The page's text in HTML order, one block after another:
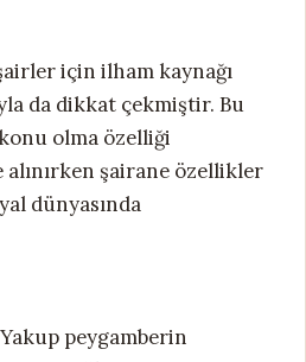
için ilham kaynağı
da dikkat çekmiştir. Bu
olma özelliği
alınırken şairane özellikler
dünyasında
peygamberin